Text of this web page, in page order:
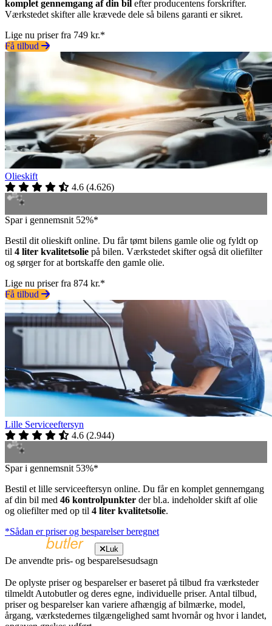
komplet gennemgang af din bil efter producentens forskrifter.
Værkstedet skifter alle krævede dele så bilens garanti er sikret.
Lige nu priser fra 749 kr.*
Få tilbud
Olieskift
4.6 (4.626)
Spar i gennemsnit 52%*
Bestil dit olieskift online. Du får tømt bilens gamle olie og fyldt op
til 4 liter kvalitetsolie på bilen. Værkstedet skifter også dit oliefilter
og sørger for at bortskaffe den gamle olie.
Lige nu priser fra 874 kr.*
Få tilbud
Lille Serviceeftersyn
4.6 (2.944)
Spar i gennemsnit 53%*
Bestil et lille serviceeftersyn online. Du får en komplet gennemgang
af din bil med 46 kontrolpunkter der bl.a. indeholder skift af olie
og oliefilter med op til 4 liter kvalitetsolie.
*Sådan er priser og besparelser beregnet
Luk
De anvendte pris- og besparelsesudsagn
De oplyste priser og besparelser er baseret på tilbud fra værksteder
tilmeldt Autobutler og deres egne, individuelle priser. Antal tilbud,
priser og besparelser kan variere afhængig af bilmærke, model,
årgang, værkstedernes tilgængelighed samt hvornår og hvor i landet,